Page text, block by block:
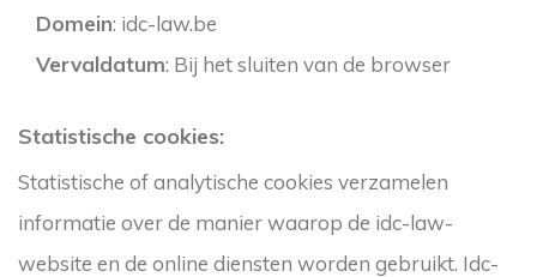
Domein: idc-law.be
Vervaldatum: Bij het sluiten van de browser
Statistische cookies:
Statistische of analytische cookies verzamelen
informatie over de manier waarop de idc-law-
website en de online diensten worden gebruikt. Idc-